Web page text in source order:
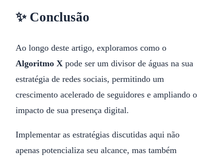
✨ Conclusão
Ao longo deste artigo, exploramos como o
Algoritmo X pode ser um divisor de águas na sua
estratégia de redes sociais, permitindo um
crescimento acelerado de seguidores e ampliando o
impacto de sua presença digital.
Implementar as estratégias discutidas aqui não
apenas potencializa seu alcance, mas também